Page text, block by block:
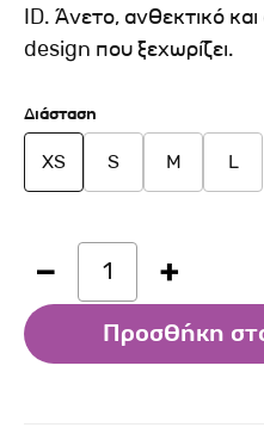
ID. Άνετο, ανθεκτικό
design που ξεχωρίζει.
Διάσταση
XS S M L
1
Προσθήκη